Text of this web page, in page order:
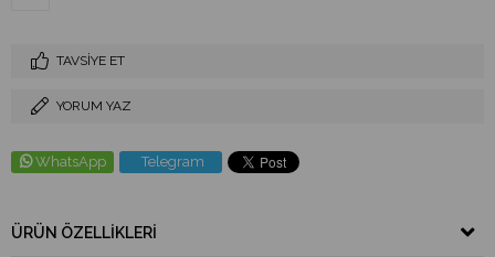
TAVSIYE ET
YORUM YAZ
WhatsApp Telegram
ÜRÜN ÖZELLIKLERI